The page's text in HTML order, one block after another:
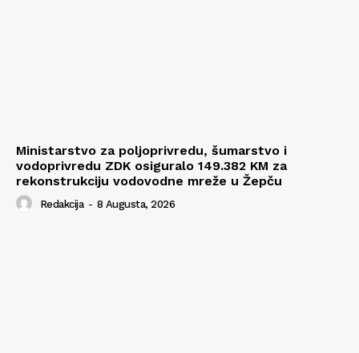
Ministarstvo za poljoprivredu, šumarstvo i
vodoprivredu ZDK osiguralo 149.382 KM za
rekonstrukciju vodovodne mreže u Žepču
Redakcija - 8 Augusta, 2026